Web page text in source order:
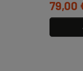
79,00